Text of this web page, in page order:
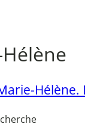
Hélène.